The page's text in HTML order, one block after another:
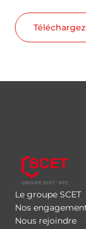
Le groupe SCET
Nos
Nous rejoindre